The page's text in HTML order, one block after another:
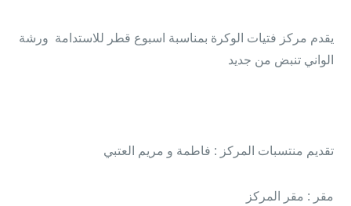
يقدم مركز فتيات الوكرة بمناسبة اسبوع قطر للاستدامة ورشة
الواني تنبض من جديد
تقديم منتسبات المركز : فاطمة و مريم العتبي
مقر : مقر المركز